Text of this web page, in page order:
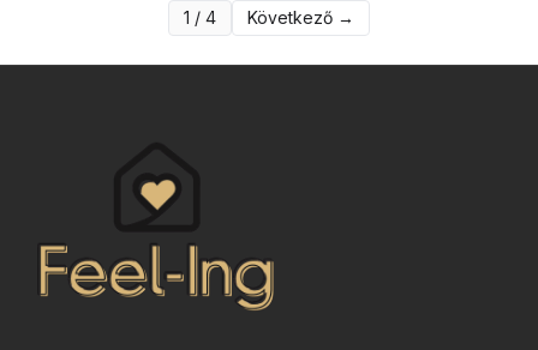
1 / 4 Következő →